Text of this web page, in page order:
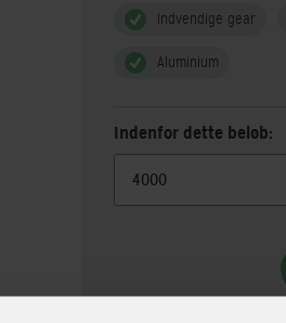
Indvendige gear
Aluminium
Indenfor dette beløb: